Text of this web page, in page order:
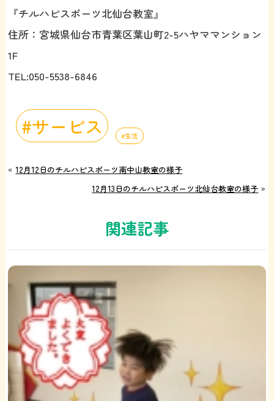
『チルハピスポーツ北仙台教室』
住所：宮城県仙台市青葉区葉山町2-5ハヤママンション
1F
TEL:050-5538-6846
サービス 生活
«12月12日のチルハピスポーツ南中山教室の様子
12月13日のチルハピスポーツ北仙台教室の様子 »
関連記事